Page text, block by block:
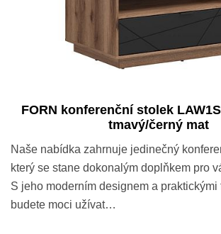
FORN konferenční stolek
tmavý/černý mat
Naše nabídka zahrnuje jedinečný
který se stane dokonalým doplňkem pro
S jeho moderním designem a praktickými
budete moci užívat…